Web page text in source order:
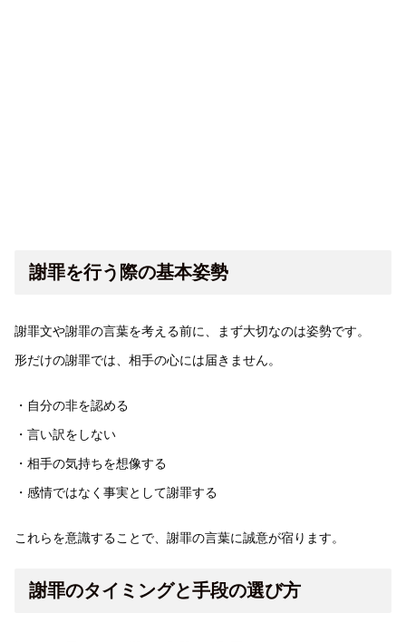
謝罪を行う際の基本姿勢
謝罪文や謝罪の言葉を考える前に、まず大切なのは姿勢です。
形だけの謝罪では、相手の心には届きません。
・自分の非を認める
・言い訳をしない
・相手の気持ちを想像する
・感情ではなく事実として謝罪する
これらを意識することで、謝罪の言葉に誠意が宿ります。
謝罪のタイミングと手段の選び方